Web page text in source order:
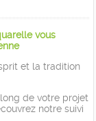
vous
et la tradition
de votre projet
notre suivi